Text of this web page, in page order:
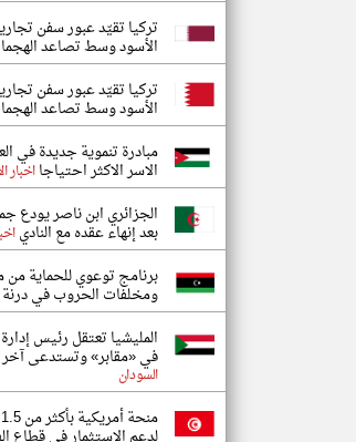
تركيا تقيّد عبور سفن
الأسود وسط تصاعد
تركيا تقيّد عبور سفن
الأسود وسط تصاعد
مبادرة تنموية جديدة في
الاسر الاكثر احتياجااخبار
الجزائري ابن ناصر يودع
بعد إنهاء عقده مع النادي
برنامج توعوي للحماية من
ومخلفات الحروب في درنة
المليشيا تعتقل رئيس
في «مقابر» وتستدعى آخر
السودان